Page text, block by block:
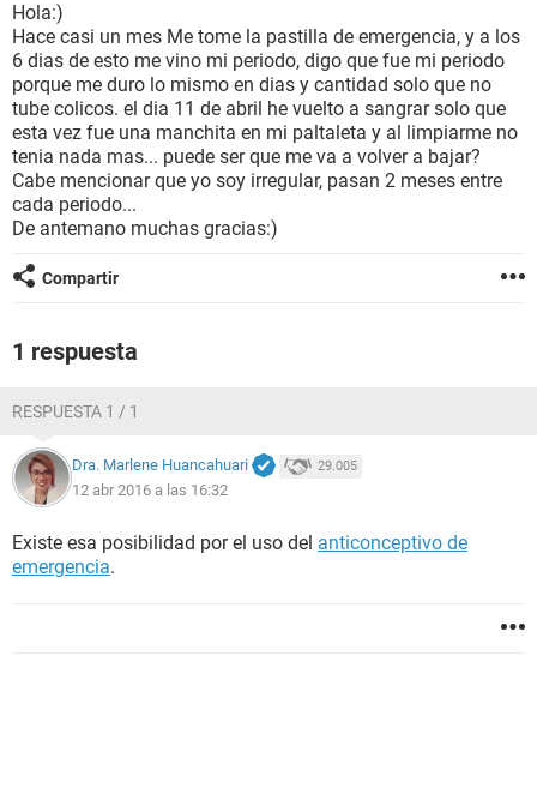
BIENESTAR
SEXUALIDAD
GLOSARIO
Hola:)
Hace casi un mes Me tome la pastilla de emergencia, y a los
6 dias de esto me vino mi periodo, digo que fue mi periodo
porque me duro lo mismo en dias y cantidad solo que no
tube colicos. el dia 11 de abril he vuelto a sangrar solo que
esta vez fue una manchita en mi paltaleta y al limpiarme no
tenia nada mas... puede ser que me va a volver a bajar?
Cabe mencionar que yo soy irregular, pasan 2 meses entre
cada periodo...
De antemano muchas gracias:)
Compartir
1 respuesta
RESPUESTA 1 / 1
Dra. Marlene Huancahuari 29.005
12 abr 2016 a las 16:32
Existe esa posibilidad por el uso del anticonceptivo de
emergencia.